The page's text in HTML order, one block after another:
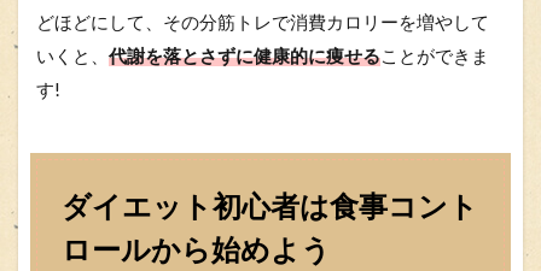
どほどにして、その分筋トレで消費カロリーを増やして
いくと、 代謝を落とさずに健康的に痩せることができま
す!
ダイエット初心者は食事コント
ロールから始めよう